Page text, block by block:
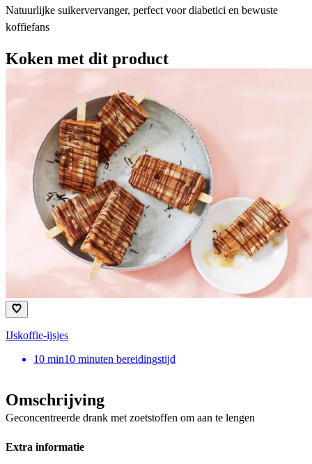
Natuurlijke suikervervanger, perfect voor diabetici en bewuste
koffiefans
Koken met dit product
IJskoffie-ijsjes
10 min10 minuten bereidingstijd
Omschrijving
Geconcentreerde drank met zoetstoffen om aan te lengen
Extra informatie